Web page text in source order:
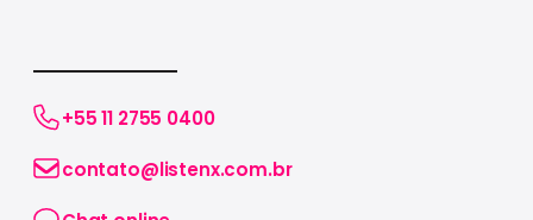
+55 11 2755 0400
contato@listenx.com.br